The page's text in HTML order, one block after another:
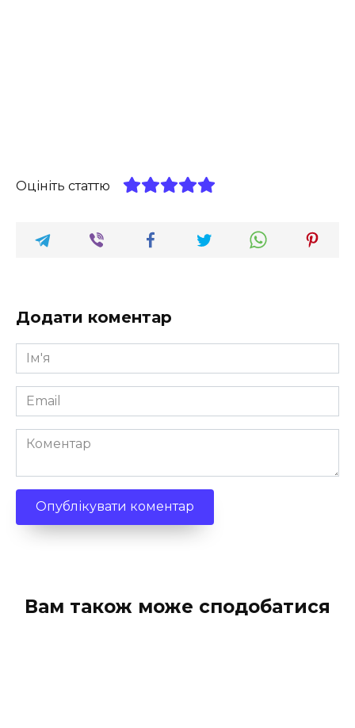
Оцініть статтю
Додати коментар
Ім'я
*
Email
*
Коментар
Вам також може сподобатися